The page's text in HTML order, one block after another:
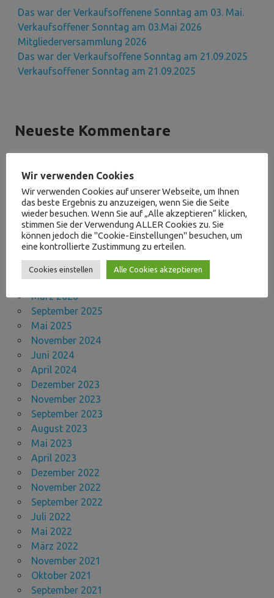
Das war der Verkaufsoffenene Sonntag am 03. Mai.
Verkaufsoffener Sonntag am 03.Mai 2026
Mitgliederversammlung 2026
Das war der Verkaufsoffene Sonntag am 21.09.2025
Verkaufsoffener Sonntag am 21.09.2025
Neueste Kommentare
Archive
Mai 2026
April 2026
März 2026
September 2025
Mai 2025
November 2024
Juni 2024
April 2024
Dezember 2023
November 2023
September 2023
August 2023
Mai 2023
April 2023
Dezember 2022
November 2022
September 2022
Juli 2022
Mai 2022
März 2022
November 2021
Oktober 2021
September 2021
Wir verwenden Cookies
Wir verwenden Cookies auf unserer Webseite, um Ihnen
das beste Ergebnis zu anzuzeigen, wenn Sie die Seite
wieder besuchen. Wenn Sie auf „Alle akzeptieren“ klicken,
stimmen Sie der Verwendung ALLER Cookies zu. Sie
können jedoch die "Cookie-Einstellungen" besuchen, um
eine kontrollierte Zustimmung zu erteilen.
Cookies einstellen Alle Cookies akzeptieren